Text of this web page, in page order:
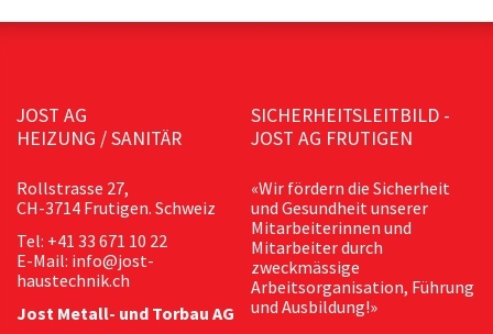
JOST AG
HEIZUNG / SANITÄR
Rollstrasse 27,
CH-3714 Frutigen. Schweiz
Tel: +41 33 671 10 22
E-Mail: info@jost-
haustechnik.ch
Jost Metall- und Torbau AG
SICHERHEITSLEITBILD -
JOST AG FRUTIGEN
«Wir fördern die Sicherheit
und Gesundheit unserer
Mitarbeiterinnen und
Mitarbeiter durch
zweckmässige
Arbeitsorganisation, Führung
und Ausbildung!»